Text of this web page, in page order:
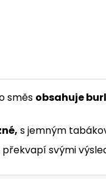
směs obsahuje
s jemným
překvapí svými